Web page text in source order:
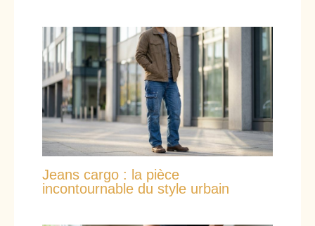
Jeans cargo : la pièce
incontournable du style urbain